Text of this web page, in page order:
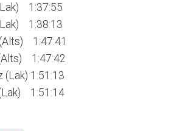
1:37:55
1:38:13
1:47:41
1:47:42
(Lak) 1:51:13
1:51:14